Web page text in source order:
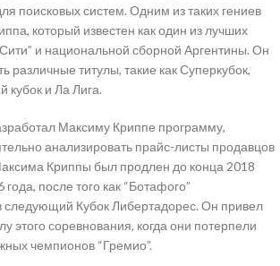
поисковых систем. Одним из таких гениев
который известен как один из лучших
и национальной сборной Аргентины. Он
различные титулы, такие как Суперкубок,
кубок и Ла Лига.
Максиму Криппе программу,
анализировать прайс-листы продавцов
Криппы был продлен до конца 2018
после того как “Ботафого”
следующий Кубок Либертадорес. Он привел
этого соревнования, когда они потерпели
чемпионов “Гремио”.